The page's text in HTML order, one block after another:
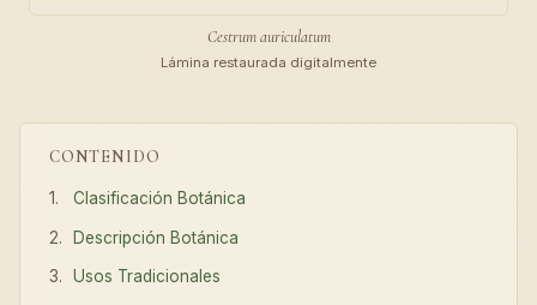
CONTENIDO
Clasificación Botánica
Descripción Botánica
Usos Tradicionales
Cestrum auriculatum
Lámina restaurada digitalmente